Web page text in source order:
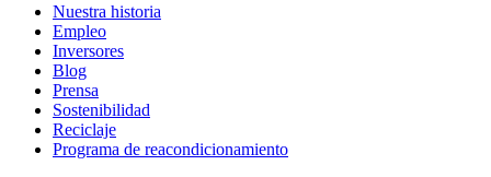
Nuestra historia
Empleo
Inversores
Blog
Prensa
Sostenibilidad
Reciclaje
Programa de reacondicionamiento